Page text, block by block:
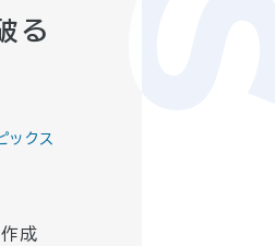
る
ックス
成